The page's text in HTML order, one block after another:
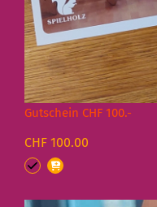
Gutschein CHF 100.-
CHF 100.00